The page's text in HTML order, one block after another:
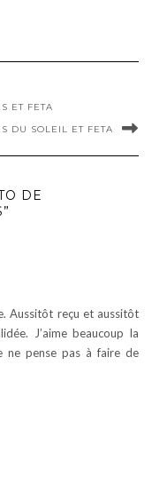
ET FETA
DU SOLEIL ET FETA
DE
Aussitôt reçu et aussitôt
J’aime beaucoup la
ne pense pas à faire de